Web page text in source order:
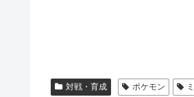
対戦・育成 ポケモン